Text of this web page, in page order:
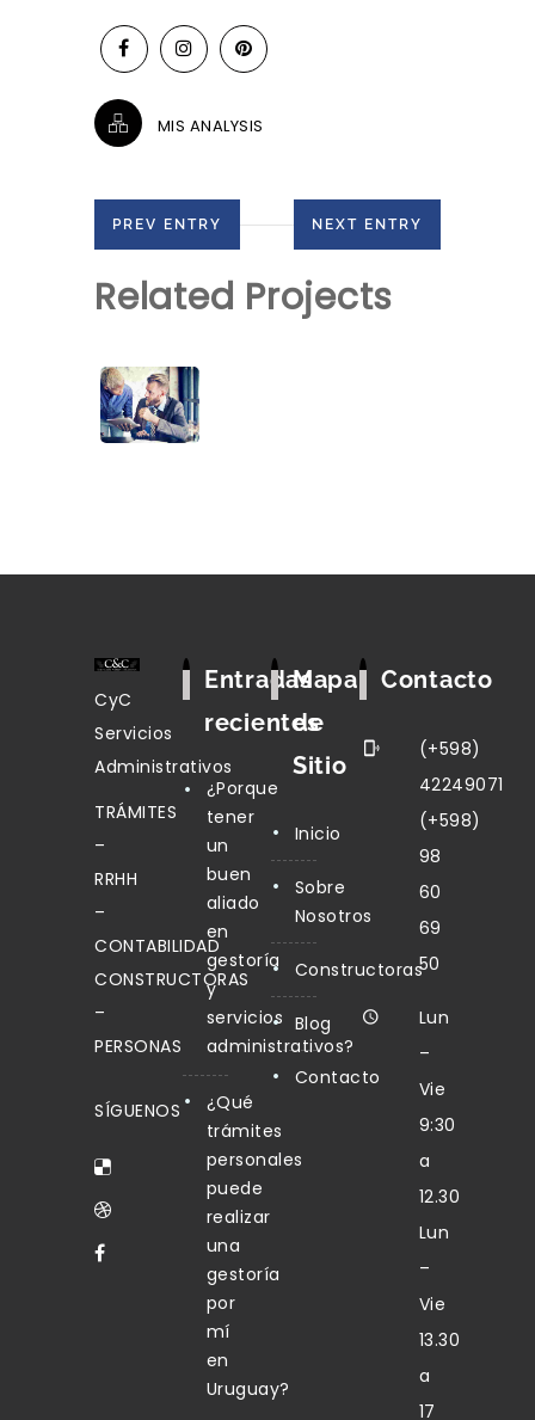
MIS ANALYSIS
PREV ENTRY NEXT ENTRY
Related Projects
CyC
Servicios
Administrativos
TRÁMITES
–
RRHH
–
CONTABILIDAD
CONSTRUCTORAS
–
PERSONAS
SÍGUENOS
Entradas
recientes
¿Porque
tener
un
buen
aliado
en
gestoría
y
servicios
administrativos?
¿Qué
trámites
personales
puede
realizar
una
gestoría
por
mí
en
Uruguay?
Mapa
de
Sitio
Inicio
Sobre
Nosotros
Constructoras
Blog
Contacto
Contacto
(+598)
42249071
(+598)
98
60
69
50
Lun
–
Vie
9:30
a
12.30
Lun
–
Vie
13.30
a
17